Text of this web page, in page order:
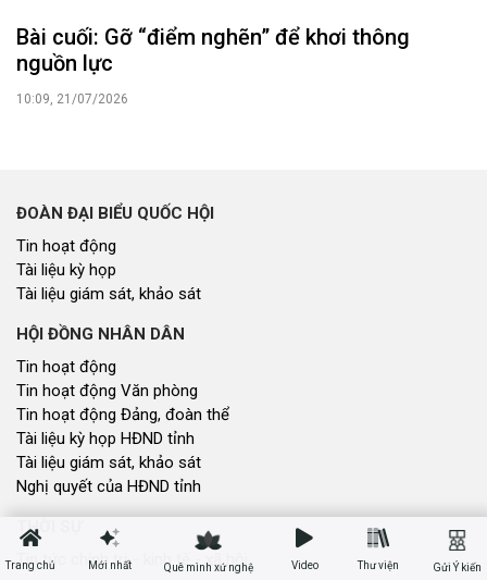
Tài liệu giám sát, khảo sát
HỘI ĐỒNG NHÂN DÂN
Tin hoạt động
Tin hoạt động Văn phòng
Tin hoạt động Đảng, đoàn thể
Tài liệu kỳ họp HĐND tỉnh
Tài liệu giám sát, khảo sát
Nghị quyết của HĐND tỉnh
THỜI SỰ
Tin tức chính trị - kinh tế - xã hội
Tiếng nói và hành động từ cấp xã
Trang chủ Mới nhất Quê mình xứ nghệ Video Thư viện Gửi Ý kiến